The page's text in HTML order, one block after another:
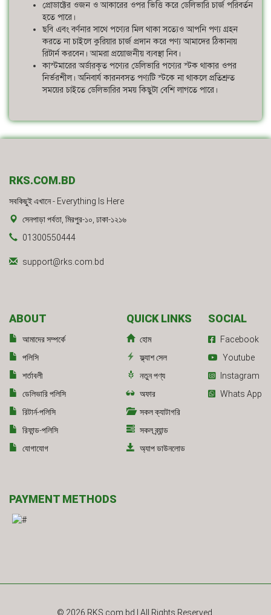
প্রোডাক্টের ওজন ও আকারের ওপর ভিত্তি করে ডেলিভারি চার্জ পরিবর্তন
হতে পারে।
ছবি এবং বর্ণনার সাথে পণ্যের মিল থাকা সত্যেও আপনি পণ্য গ্রহন
করতে না চাইলে কুরিয়ার চার্জ প্রদান করে পণ্য আমাদের ঠিকানায়
রিটার্ন করবেন। আমরা প্রয়োজনীয় ব্যবস্থা নিব।
কাস্টমারের অর্ডারকৃত পণ্যের ডেলিভারি পণ্যের স্টক থাকার ওপর
নির্ভরশীল। অনিবার্য কারনবসত পণ্যটি স্টকে না থাকলে প্রতিশ্রুত
সময়ের চাইতে ডেলিভারির সময় কিছুটা বেশি লাগতে পারে।
RKS.COM.BD
সবকিছুই এখানে - Everything Is Here
সেনপাড়া পর্বতা, মিরপুর-১০, ঢাকা-১২১৬
01300550444
support@rks.com.bd
ABOUT
আমাদের সম্পর্কে
পলিসি
শর্তাবলী
ডেলিভারি পলিসি
রিটার্ন-পলিসি
রিফান্ড-পলিসি
যোগাযোগ
QUICK LINKS
হোম
ফ্ল্যাশ সেল
নতুন পণ্য
অফার
সকল ক্যাটাগরি
সকল ব্র্যান্ড
অ্যাপ ডাউনলোড
SOCIAL
Facebook
Youtube
Instagram
Whats App
PAYMENT METHODS
© 2026 RKS.com.bd | All Rights Reserved.